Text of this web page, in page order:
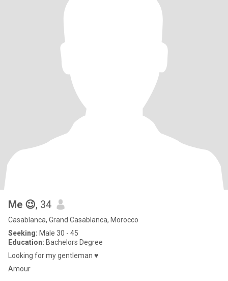
Me 😉, 34
Casablanca, Grand Casablanca, Morocco
Seeking: Male 30 - 45
Education: Bachelors Degree
Looking for my gentleman ♥️
Amour